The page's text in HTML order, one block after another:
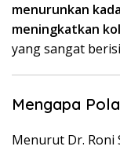
menurunkan
meningkatkan
yang sangat
Mengapa
Menurut Dr. Roni